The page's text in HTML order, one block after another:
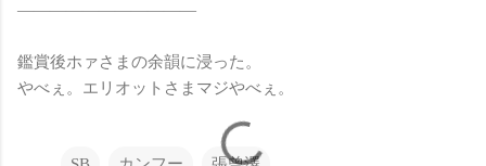
———————————
鑑賞後ホァさまの余韻に浸った。
やべぇ。エリオットさまマジやべぇ。